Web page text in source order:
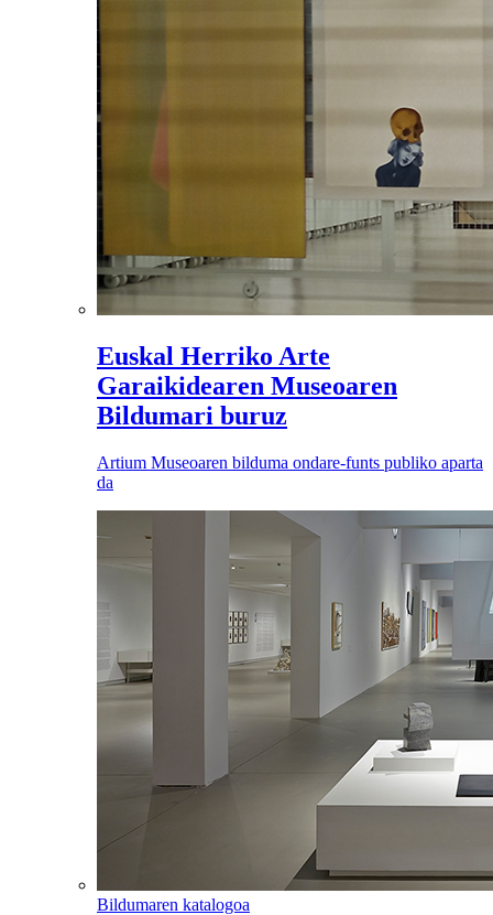
Euskal Herriko Arte
Garaikidearen Museoaren
Bildumari buruz
Artium Museoaren bilduma ondare-funts publiko aparta
da
Bildumaren katalogoa